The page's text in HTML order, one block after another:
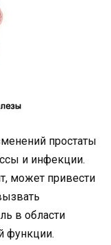
простаты
и инфекции.
может привести
в области
функции.